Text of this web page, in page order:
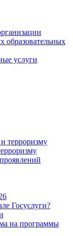
образовательных
услуги
терроризму
Госуслуги?
на программы